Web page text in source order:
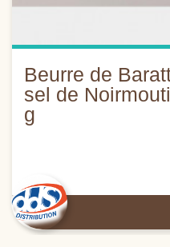
Beurre de
sel de
g